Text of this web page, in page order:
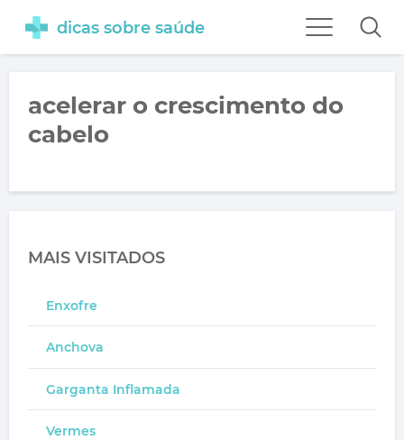
dicas sobre saúde
acelerar o crescimento do
cabelo
MAIS VISITADOS
Enxofre
Anchova
Garganta Inflamada
Vermes